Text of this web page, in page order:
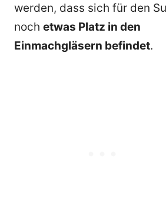
werden, dass sich für den
noch etwas Platz in den
Einmachgläsern befindet.